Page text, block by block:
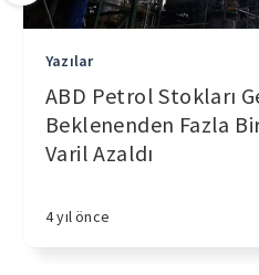
Yazılar
ABD Petrol Stokları
Beklenenden Fazla
Varil Azaldı
4 yıl önce